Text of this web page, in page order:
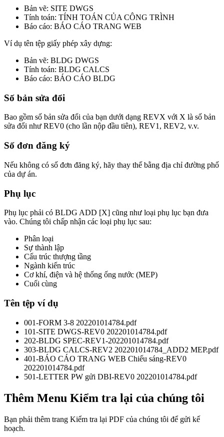
Bản vẽ: SITE DWGS
Tính toán: TÍNH TOÁN CỦA CÔNG TRÌNH
Báo cáo: BÁO CÁO TRANG WEB
Ví dụ tên tệp giấy phép xây dựng:
Bản vẽ: BLDG DWGS
Tính toán: BLDG CALCS
Báo cáo: BÁO CÁO BLDG
Số bản sửa đổi
Bao gồm số bản sửa đổi của bạn dưới dạng REVX với X là số bản
sửa đổi như REV0 (cho lần nộp đầu tiên), REV1, REV2, v.v.
Số đơn đăng ký
Nếu không có số đơn đăng ký, hãy thay thế bằng địa chỉ đường phố
của dự án.
Phụ lục
Phụ lục phải có BLDG ADD [X] cũng như loại phụ lục bạn đưa
vào. Chúng tôi chấp nhận các loại phụ lục sau:
Phân loại
Sự thành lập
Cấu trúc thượng tầng
Ngành kiến trúc
Cơ khí, điện và hệ thống ống nước (MEP)
Cuối cùng
Tên tệp ví dụ
001-FORM 3-8 202201014784.pdf
101-SITE DWGS-REV0 202201014784.pdf
202-BLDG SPEC-REV1-202201014784.pdf
303-BLDG CALCS-REV2 202201014784_ADD2 MEP.pdf
401-BÁO CÁO TRANG WEB Chiếu sáng-REV0
202201014784.pdf
501-LETTER PW gửi DBI-REV0 202201014784.pdf
Thêm Menu Kiểm tra lại của chúng tôi
Bạn phải thêm trang Kiểm tra lại PDF của chúng tôi để gửi kế
hoạch.